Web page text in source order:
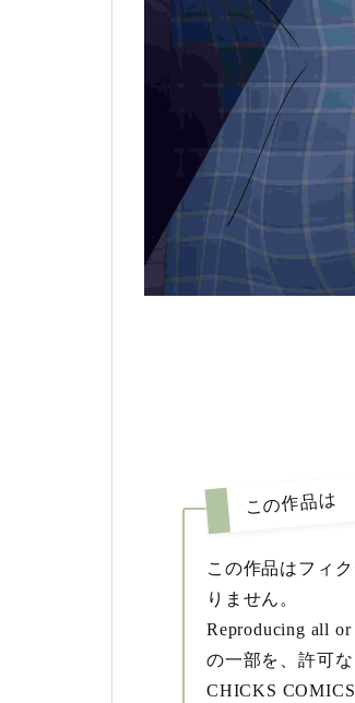
この作品は
この作品はフィ
りません。
Reproducing all
の一部を、許可
CHICKS COMICS